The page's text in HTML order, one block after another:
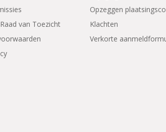
van Toezicht
Opzeggen
Klachten
Verkorte